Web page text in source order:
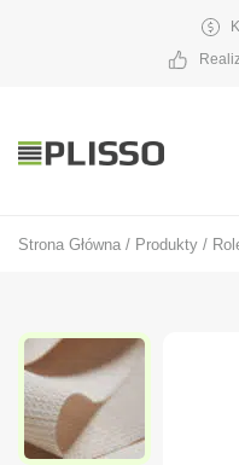
Strona Główna / Produkty /